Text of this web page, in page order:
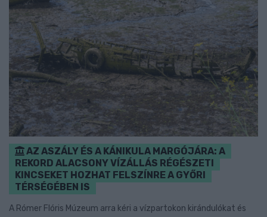
AZ ASZÁLY ÉS A KÁNIKULA MARGÓJÁRA: A
REKORD ALACSONY VÍZÁLLÁS RÉGÉSZETI
KINCSEKET HOZHAT FELSZÍNRE A GYŐRI
TÉRSÉGÉBEN IS
A Rómer Flóris Múzeum arra kéri a vízpartokon kirándulókat és